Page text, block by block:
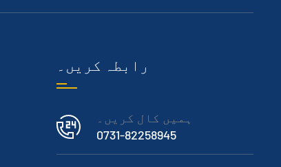
رابطہ کریں۔
ہمیں کال کریں۔
0731-82258945